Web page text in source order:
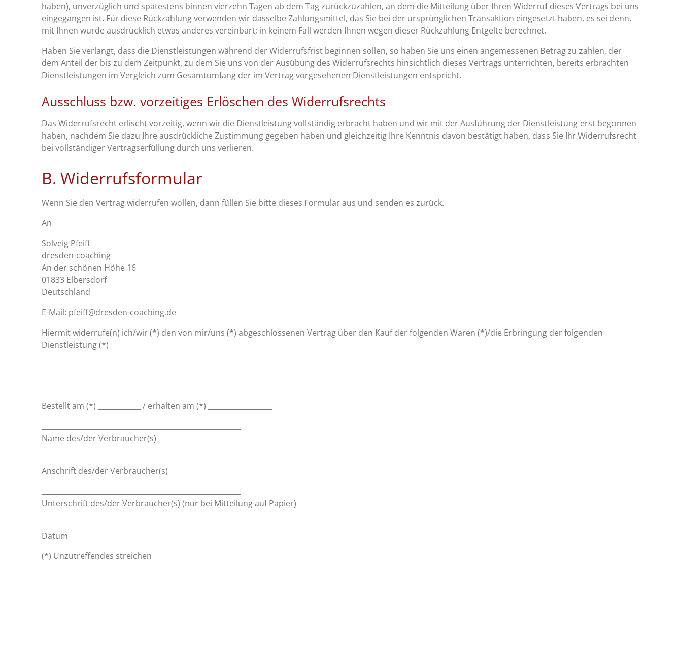
haben), unverzüglich und spätestens binnen vierzehn Tagen ab dem Tag zurückzuzahlen, an dem die Mitteilung über Ihren Widerruf dieses Vertrags bei uns
eingegangen ist. Für diese Rückzahlung verwenden wir dasselbe Zahlungsmittel, das Sie bei der ursprünglichen Transaktion eingesetzt haben, es sei denn,
mit Ihnen wurde ausdrücklich etwas anderes vereinbart; in keinem Fall werden Ihnen wegen dieser Rückzahlung Entgelte berechnet.
Haben Sie verlangt, dass die Dienstleistungen während der Widerrufsfrist beginnen sollen, so haben Sie uns einen angemessenen Betrag zu zahlen, der
dem Anteil der bis zu dem Zeitpunkt, zu dem Sie uns von der Ausübung des Widerrufsrechts hinsichtlich dieses Vertrags unterrichten, bereits erbrachten
Dienstleistungen im Vergleich zum Gesamtumfang der im Vertrag vorgesehenen Dienstleistungen entspricht.
Ausschluss bzw. vorzeitiges Erlöschen des Widerrufsrechts
Das Widerrufsrecht erlischt vorzeitig, wenn wir die Dienstleistung vollständig erbracht haben und wir mit der Ausführung der Dienstleistung erst begonnen
haben, nachdem Sie dazu Ihre ausdrückliche Zustimmung gegeben haben und gleichzeitig Ihre Kenntnis davon bestätigt haben, dass Sie Ihr Widerrufsrecht
bei vollständiger Vertragserfüllung durch uns verlieren.
B. Widerrufsformular
Wenn Sie den Vertrag widerrufen wollen, dann füllen Sie bitte dieses Formular aus und senden es zurück.
An
Solveig Pfeiff
dresden-coaching
An der schönen Höhe 16
01833 Elbersdorf
Deutschland
E-Mail: pfeiff@dresden-coaching.de
Hiermit widerrufe(n) ich/wir (*) den von mir/uns (*) abgeschlossenen Vertrag über den Kauf der folgenden Waren (*)/die Erbringung der folgenden
Dienstleistung (*)
Bestellt am (*) ____________ / erhalten am (*) __________________
Name des/der Verbraucher(s)
Anschrift des/der Verbraucher(s)
Unterschrift des/der Verbraucher(s) (nur bei Mitteilung auf Papier)
Datum
(*) Unzutreffendes streichen